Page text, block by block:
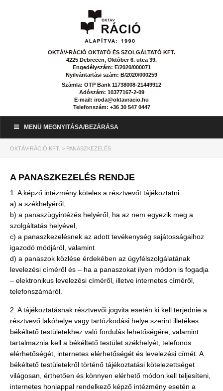
OKTÁV-RÁCIÓ OKTATÓ ÉS SZOLGÁLTATÓ KFT.
4225 Debrecen, Október 6. utca 39.
Engedélyszám: E/2020/000071
Nyilvántartási szám: B/2020/000259
Számla: OTP Bank 11738008-21449912
Adószám: 10377167-2-09
E-mail: iroda@oktavracio.hu
Telefonszám: +36 30 547 0447
MENÜ MEGNYITÁSA/BEZÁRÁSA
OKTÁV-RÁCIÓ KFT. > PANASZKEZELÉS
A PANASZKEZELÉS RENDJE
1. A képző intézmény köteles a résztvevőt tájékoztatni
a) a székhelyéről,
b) a panaszügyintézés helyéről, ha az nem egyezik meg a
szolgáltatás helyével,
c) a panaszkezelésnek az adott tevékenység sajátosságaihoz
igazodó módjáról, valamint
d) a panaszok közlése érdekében az ügyfélszolgálatának
levelezési címéről és – ha a panaszokat ilyen módon is fogadja
– elektronikus levelezési címéről, illetve internetes címéről,
telefonszámáról.
2. A tájékoztatásnak résztvevői jogvita esetén ki kell terjednie a
résztvevő lakóhelye vagy tartózkodási helye szerint illetékes
békéltető testületekhez való fordulás lehetőségére, valamint
tartalmaznia kell a békéltető testület székhelyét, telefonos
elérhetőségét, internetes elérhetőségét és levelezési címét. A
békéltető testületekről történő tájékoztatási kötelezettséget
világosan, érthetően és könnyen elérhető módon kell teljesíteni,
internetes honlappal rendelkező képző intézmény esetén a